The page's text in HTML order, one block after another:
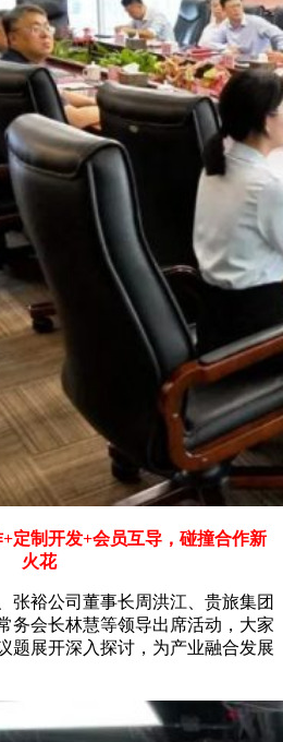
定制开发+会员互导，碰撞合作新
火花
张裕公司董事长周洪江、贵旅集团
务会长林慧等领导出席活动，大家
题展开深入探讨，为产业融合发展